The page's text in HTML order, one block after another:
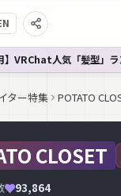
】VRChat人気「髪型」
ター特集 POTATO
CLOSET
93,864